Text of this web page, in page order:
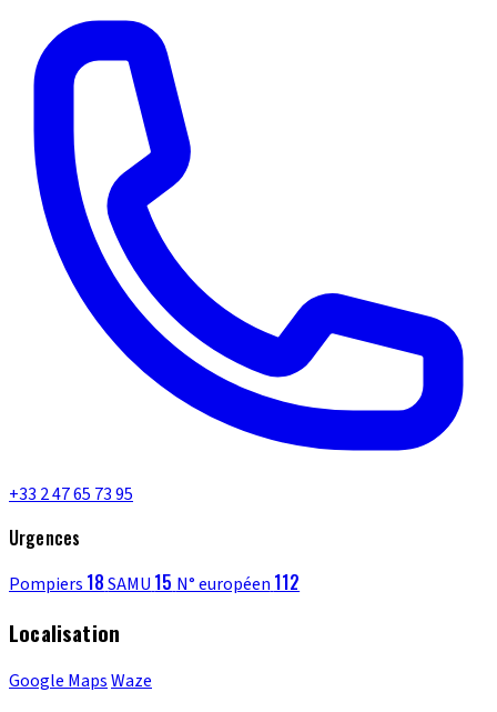
+33 2 47 65 73 95
Urgences
Pompiers 18SAMU 15 N° européen 112
Localisation
Google MapsWaze